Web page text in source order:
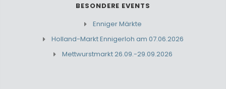
BESONDERE EVENTS
Enniger Märkte
Holland-Markt Ennigerloh am 07.06.2026
Mettwurstmarkt 26.09.-29.09.2026